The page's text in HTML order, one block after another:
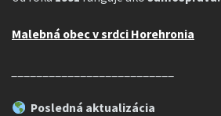
Malebná obec v srdci Horehronia
Posledná aktualizácia